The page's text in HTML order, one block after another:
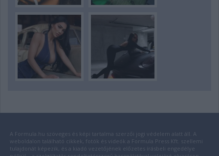
A Formula.hu szöveges és képi tartalma szerzői jogi védelem alatt áll. A
weboldalon található cikkek, fotók és videók a Formula Press Kft. szellemi
tulajdonát képezik, és a kiadó vezetőjének előzetes írásbeli engedélye